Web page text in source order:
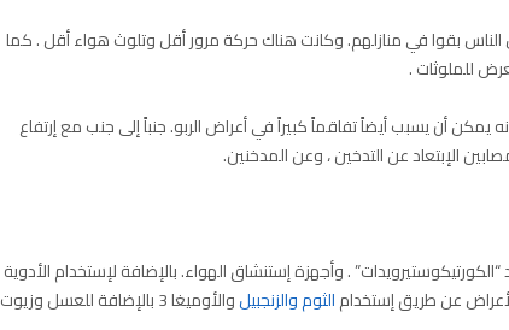
الناس بقوا في منازلهم. وكانت هناك حركة مرور أقل وتلوث هواء أقل . كما
للملوثات .
أن يسبب أيضاً تفاقماً كبيراً في أعراض الربو. جنباً إلى جنب مع إرتفاع
الإبتعاد عن التدخين ، وعن المدخنين.
. وأجهزة إستنشاق الهواء. بالإضافة لإستخدام الأدوية
عن طريق إستخدامالثوموالزنجبيل
والأوميغا 3 بالإضافة للعسل وزيوت